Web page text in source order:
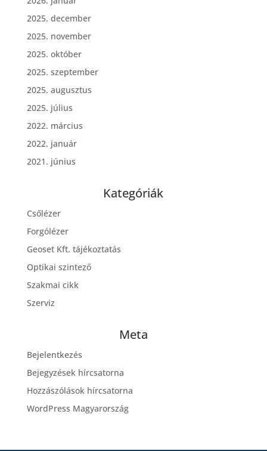
2025. december
2025. november
2025. október
2025. szeptember
2025. augusztus
2025. július
2022. március
2022. január
2021. június
Kategóriák
Csőlézer
Forgólézer
Geoset Kft. tájékoztatás
Optikai szintező
Szakmai cikk
Szerviz
Meta
Bejelentkezés
Bejegyzések hírcsatorna
Hozzászólások hírcsatorna
WordPress Magyarország